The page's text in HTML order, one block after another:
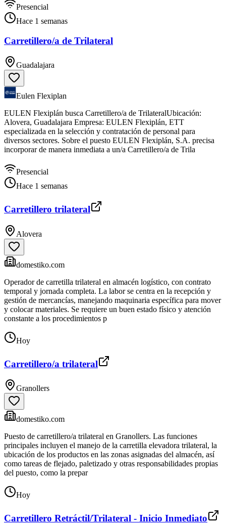
Presencial
Hace 1 semanas
Carretillero/a de Trilateral
Guadalajara
Eulen Flexiplan
EULEN Flexiplán busca Carretillero/a de TrilateralUbicación:
Alovera, Guadalajara Empresa: EULEN Flexiplán, ETT
especializada en la selección y contratación de personal para
diversos sectores. Sobre el puesto EULEN Flexiplán, S.A. precisa
incorporar de manera inmediata a un/a Carretillero/a de Trila
Presencial
Hace 1 semanas
Carretillero trilateral
Alovera
domestiko.com
Operador de carretilla trilateral en almacén logístico, con contrato
temporal y jornada completa. La labor se centra en la recepción y
gestión de mercancías, manejando maquinaria específica para mover
y colocar materiales. Se requiere un buen estado físico y atención
constante a los procedimientos p
Hoy
Carretillero/a trilateral
Granollers
domestiko.com
Puesto de carretillero/a trilateral en Granollers. Las funciones
principales incluyen el manejo de la carretilla elevadora trilateral, la
ubicación de los productos en las zonas asignadas del almacén, así
como tareas de flejado, paletizado y otras responsabilidades propias
del puesto, como la prepar
Hoy
Carretillero Retráctil/Trilateral - Inicio Inmediato